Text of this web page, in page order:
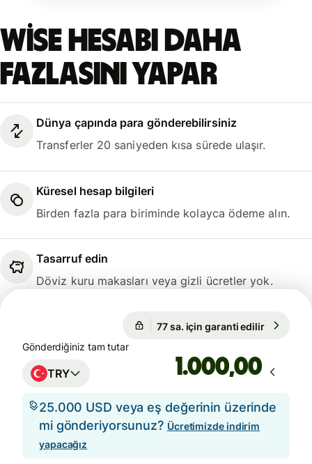
Wise hesabı daha
fazlasını yapar
Dünya çapında para gönderebilirsiniz
Transferler 20 saniyeden kısa sürede ulaşır.
Küresel hesap bilgileri
Birden fazla para biriminde kolayca ödeme alın.
Tasarruf edin
Döviz kuru makasları veya gizli ücretler yok.
77 sa. için garanti edilir
Gönderdiğiniz tam tutar
TRY ,00
25.000 USD veya eş değerinin üzerinde
mi gönderiyorsunuz? Ücretimizde indirim
yapacağız